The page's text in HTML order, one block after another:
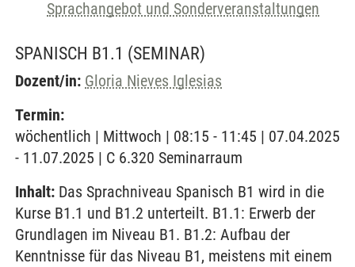
Sprachangebot und Sonderveranstaltungen
SPANISCH B1.1 (SEMINAR)
Dozent/in: Gloria Nieves Iglesias
Termin:
wöchentlich | Mittwoch | 08:15 - 11:45 | 07.04.2025
- 11.07.2025 | C 6.320 Seminarraum
Inhalt: Das Sprachniveau Spanisch B1 wird in die
Kurse B1.1 und B1.2 unterteilt. B1.1: Erwerb der
Grundlagen im Niveau B1. B1.2: Aufbau der
Kenntnisse für das Niveau B1, meistens mit einem